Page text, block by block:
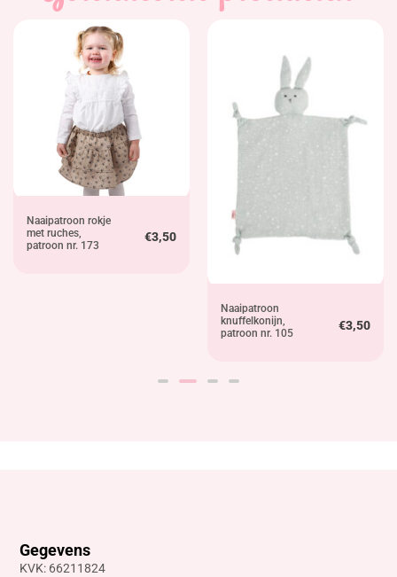
Naaipatroon rokje
met ruches,
patroon nr. 173
€3,50
Naaipatroon
knuffelkonijn,
patroon nr. 105
€3,50
Gegevens
KVK: 66211824